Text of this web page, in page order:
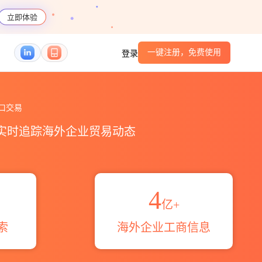
立即体验
登录 一键注册，免费使用
交易
时追踪海外企业贸易动态
4亿+
海外企业工商信息